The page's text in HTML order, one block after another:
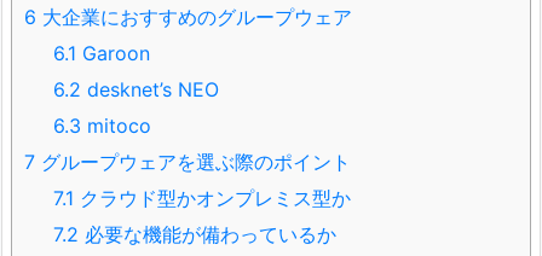
6 大企業におすすめのグループウェア
6.1 Garoon
6.2 desknet’s NEO
6.3 mitoco
7 グループウェアを選ぶ際のポイント
7.1 クラウド型かオンプレミス型か
7.2 必要な機能が備わっているか